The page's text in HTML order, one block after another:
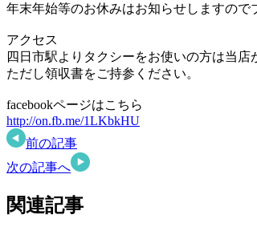
年末年始等のお休みはお知らせしますので
アクセス
四日市駅よりタクシーをお使いの方は当店
ただし領収書をご持参ください。
facebookページはこちら
http://on.fb.me/1LKbkHU
前の記事
次の記事へ
関連記事